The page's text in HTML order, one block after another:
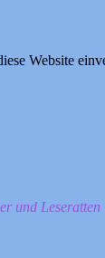
Website
und